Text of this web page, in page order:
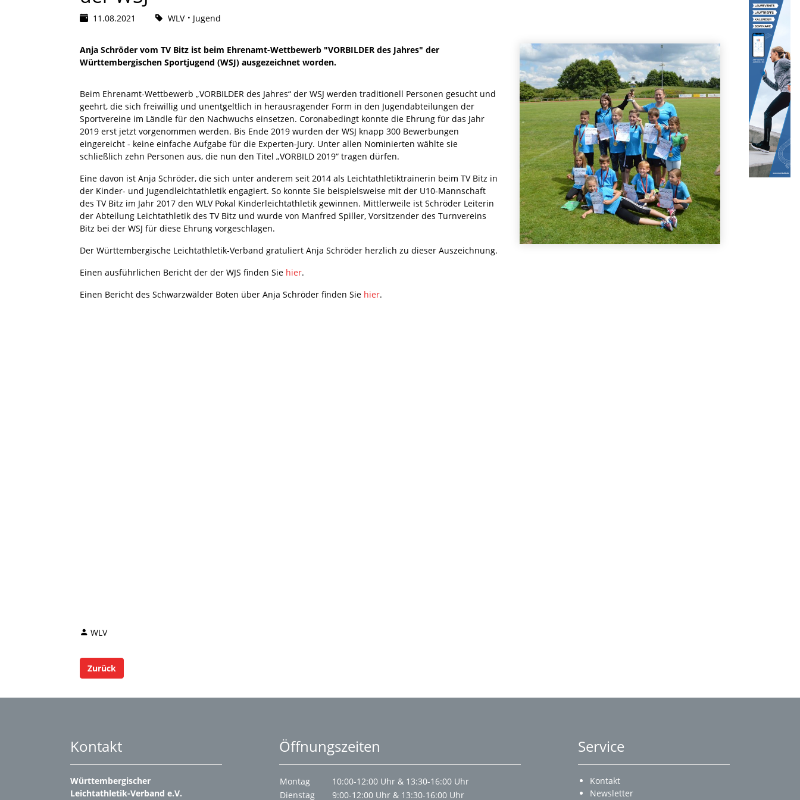
11.08.2021 WLV Jugend
Anja Schröder vom TV Bitz ist beim Ehrenamt-Wettbewerb "VORBILDER des Jahres" der
Württembergischen Sportjugend (WSJ) ausgezeichnet worden.
Beim Ehrenamt-Wettbewerb „VORBILDER des Jahres“ der WSJ werden traditionell Personen gesucht und
geehrt, die sich freiwillig und unentgeltlich in herausragender Form in den Jugendabteilungen der
Sportvereine im Ländle für den Nachwuchs einsetzen. Coronabedingt konnte die Ehrung für das Jahr
2019 erst jetzt vorgenommen werden. Bis Ende 2019 wurden der WSJ knapp 300 Bewerbungen
eingereicht - keine einfache Aufgabe für die Experten-Jury. Unter allen Nominierten wählte sie
schließlich zehn Personen aus, die nun den Titel „VORBILD 2019“ tragen dürfen.
Eine davon ist Anja Schröder, die sich unter anderem seit 2014 als Leichtathletiktrainerin beim TV Bitz in
der Kinder- und Jugendleichtathletik engagiert. So konnte Sie beispielsweise mit der U10-Mannschaft
des TV Bitz im Jahr 2017 den WLV Pokal Kinderleichtathletik gewinnen. Mittlerweile ist Schröder Leiterin
der Abteilung Leichtathletik des TV Bitz und wurde von Manfred Spiller, Vorsitzender des Turnvereins
Bitz bei der WSJ für diese Ehrung vorgeschlagen.
Der Württembergische Leichtathletik-Verband gratuliert Anja Schröder herzlich zu dieser Auszeichnung.
Einen ausführlichen Bericht der der WJS finden Sie hier.
Einen Bericht des Schwarzwälder Boten über Anja Schröder finden Sie hier.
WLV
Zurück
Kontakt
Württembergischer
Leichtathletik-Verband e.V.
Öffnungszeiten
Montag
10:00-12:00 Uhr & 13:30-16:00 Uhr
Dienstag
9:00-12:00 Uhr & 13:30-16:00 Uhr
Service
Kontakt
Newsletter